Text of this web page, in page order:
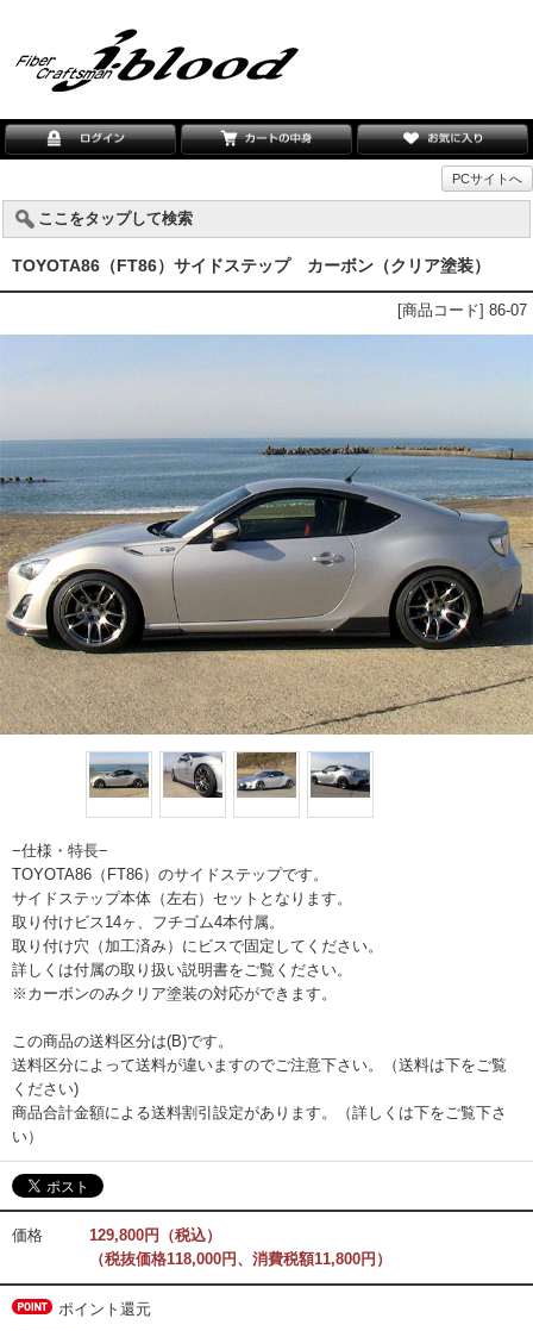
PCサイトへ
ここをタップして検索
TOYOTA86（FT86）サイドステップ カーボン（クリア塗装）
[商品コード] 86-07
−仕様・特長−
TOYOTA86（FT86）のサイドステップです。
サイドステップ本体（左右）セットとなります。
取り付けビス14ヶ、フチゴム4本付属。
取り付け穴（加工済み）にビスで固定してください。
詳しくは付属の取り扱い説明書をご覧ください。
※カーボンのみクリア塗装の対応ができます。
この商品の送料区分は(B)です。
送料区分によって送料が違いますのでご注意下さい。（送料は下をご覧
ください)
商品合計金額による送料割引設定があります。（詳しくは下をご覧下さ
い）
価格
129,800円（税込）
（税抜価格118,000円、消費税額11,800円）
ポイント還元